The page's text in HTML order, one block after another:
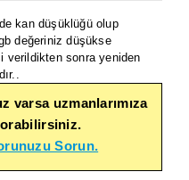
kan düşüklüğü olup
değeriniz düşükse
verildikten sonra yeniden
varsa uzmanlarımıza
Sorun.